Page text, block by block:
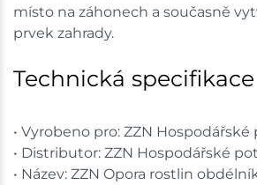
místo na záhonech a současně
prvek zahrady.
Technická specifikace
• Vyrobeno pro: ZZN Hospodářské
• Distributor: ZZN Hospodářské
• Název: ZZN Opora rostlin